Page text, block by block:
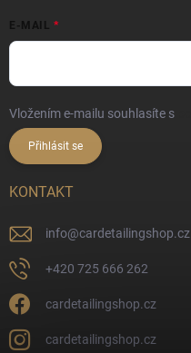
E-MAIL
Vložením e-mailu souhlasíte s
Přihlásit se
KONTAKT
info@cardetailingshop.cz
+420 725 666 262
cardetailingshop.cz
cardetailingshop.cz